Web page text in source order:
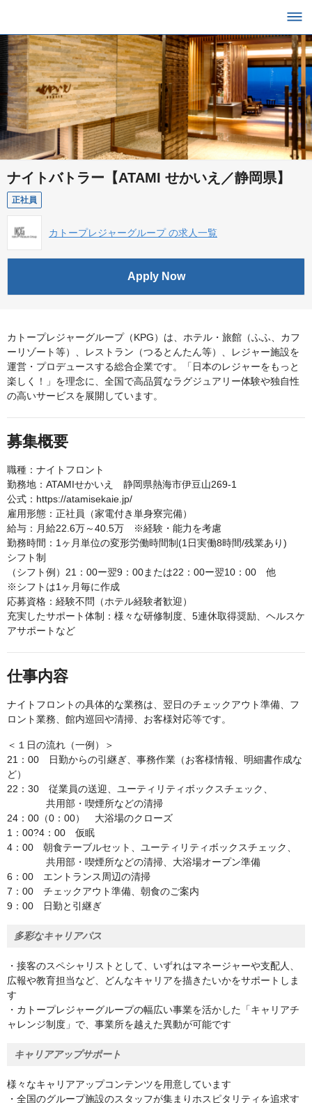
ナイトバトラー【ATAMI せかいえ／静岡県】
正社員
カトープレジャーグループ の求人一覧
Apply Now
カトープレジャーグループ（KPG）は、ホテル・旅館（ふふ、カフ
ーリゾート等）、レストラン（つるとんたん等）、レジャー施設を
運営・プロデュースする総合企業です。「日本のレジャーをもっと
楽しく！」を理念に、全国で高品質なラグジュアリー体験や独自性
の高いサービスを展開しています。
募集概要
職種：ナイトフロント
勤務地：ATAMIせかいえ 静岡県熱海市伊豆山269-1
公式：https://atamisekaie.jp/
雇用形態：正社員（家電付き単身寮完備）
給与：月給22.6万～40.5万 ※経験・能力を考慮
勤務時間：1ヶ月単位の変形労働時間制(1日実働8時間/残業あり)
シフト制
（シフト例）21：00ー翌9：00または22：00ー翌10：00 他
※シフトは1ヶ月毎に作成
応募資格：経験不問（ホテル経験者歓迎）
充実したサポート体制：様々な研修制度、5連休取得奨励、ヘルスケ
アサポートなど
仕事内容
ナイトフロントの具体的な業務は、翌日のチェックアウト準備、フ
ロント業務、館内巡回や清掃、お客様対応等です。
＜１日の流れ（一例）＞
21：00 日勤からの引継ぎ、事務作業（お客様情報、明細書作成な
ど）
22：30 従業員の送迎、ユーティリティボックスチェック、
共用部・喫煙所などの清掃
24：00（0：00） 大浴場のクローズ
1：00?4：00 仮眠
4：00 朝食テーブルセット、ユーティリティボックスチェック、
共用部・喫煙所などの清掃、大浴場オープン準備
6：00 エントランス周辺の清掃
7：00 チェックアウト準備、朝食のご案内
9：00 日勤と引継ぎ
多彩なキャリアパス
・接客のスペシャリストとして、いずれはマネージャーや支配人、
広報や教育担当など、どんなキャリアを描きたいかをサポートしま
す
・カトープレジャーグループの幅広い事業を活かした「キャリアチ
ャレンジ制度」で、事業所を越えた異動が可能です
キャリアアップサポート
様々なキャリアアップコンテンツを用意しています
・全国のグループ施設のスタッフが集まりホスピタリティを追求す